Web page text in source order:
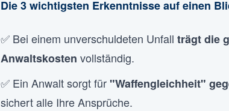
Die 3 wichtigsten Erkenntnisse auf einen
✅ Bei einem unverschuldeten Unfall trägt die
Anwaltskosten vollständig.
✅ Ein Anwalt sorgt für "Waffengleichheit"
sichert alle Ihre Ansprüche.